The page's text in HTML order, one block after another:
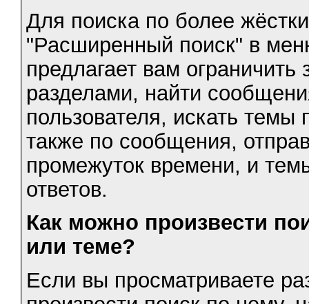
Для поиска по более
"Расширенный поиск" в
предлагает вам
разделами, найти
пользователя, искать
также по сообщения,
промежуток времени, и
ответов.
Как можно произвести
или теме?
Если вы просматриваете